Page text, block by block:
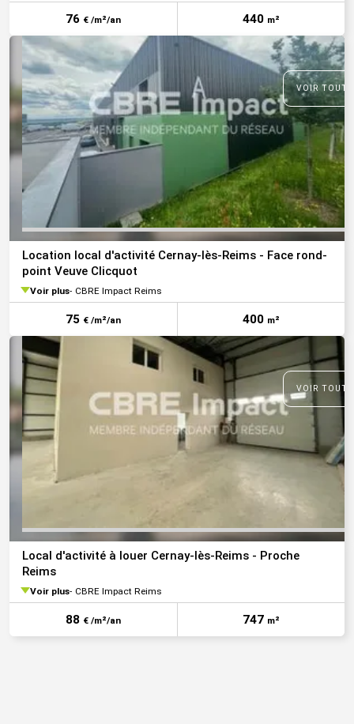
76 € /m²/an 440 m²
VOIR
Location local d'activité Cernay-lès-Reims - Face rond-
point Veuve Clicquot
Voir plus CBRE Impact Reims
75 € /m²/an 400 m²
VOIR
Local d'activité à louer Cernay-lès-Reims - Proche
Reims
Voir plus CBRE Impact Reims
88 € /m²/an 747 m²